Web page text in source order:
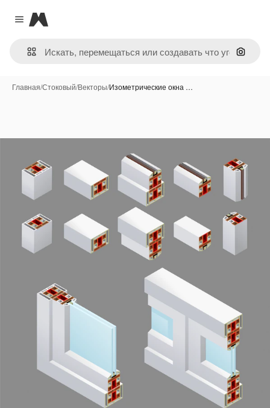
Close menu
Magnific
Поиск
Главная/Стоковый/Векторы/Изометрические окна …